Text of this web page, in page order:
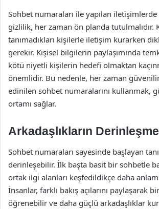
Sohbet numaraları ile yapılan
gizlilik, her zaman ön planda tutulmalıdır.
tanımadıkları kişilerle iletişim kurarken
gerekir. Kişisel bilgilerin paylaşımında
kötü niyetli kişilerin hedefi olmaktan
önemlidir. Bu nedenle, her zaman
edinilen sohbet numaralarını kullanmak,
ortamı sağlar.
Arkadaşlıkların
Sohbet numaraları sayesinde başlayan
derinleşebilir. İlk başta basit bir sohbetle
ortak ilgi alanları keşfedildikçe daha
İnsanlar, farklı bakış açılarını paylaşarak
öğrenebilir ve daha güçlü arkadaşlıklar